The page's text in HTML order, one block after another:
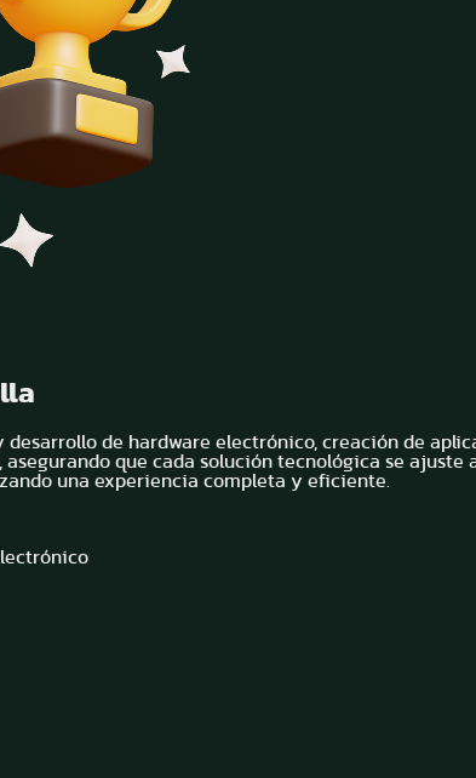
desarrollo de hardware electrónico, creación de
que cada solución tecnológica se
una experiencia completa y eficiente.